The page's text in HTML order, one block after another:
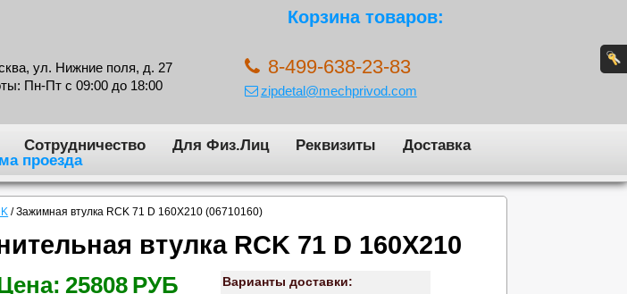
Корзина товаров:
ул. Нижние поля, д. 27
Пн-Пт с 09:00 до 18:00
8-499-638-23-83
zipdetal@mechprivod.com
Сотрудничество Для Физ.Лиц Реквизиты
Доставка
проезда
/ Зажимная втулка RCK 71 D 160X210 (06710160)
втулка RCK 71 D 160X210
25808 РУБ Варианты доставки: